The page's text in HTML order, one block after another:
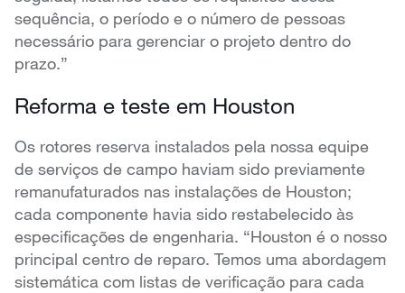
sequência, o período e o número de pessoas
necessário para gerenciar o projeto dentro do
prazo.”
Reforma e teste em Houston
Os rotores reserva instalados pela nossa equipe
de serviços de campo haviam sido previamente
remanufaturados nas instalações de Houston;
cada componente havia sido restabelecido às
especificações de engenharia. “Houston é o nosso
principal centro de reparo. Temos uma abordagem
sistemática com listas de verificação para cada